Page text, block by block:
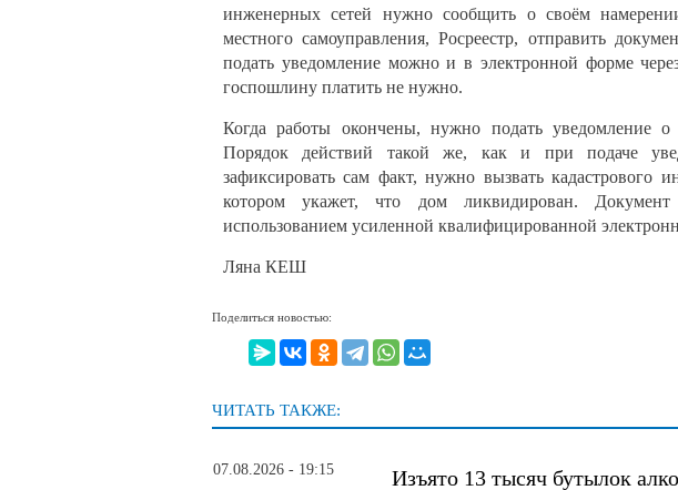
инженерных сетей нужно сообщить о своём
местного самоуправления, Росреестр, отправить
подать уведомление можно и в электронной форме
госпошлину платить не нужно.
Когда работы окончены, нужно подать уведомление о
Порядок действий такой же, как и при подаче
зафиксировать сам факт, нужно вызвать кадастрового
котором укажет, что дом ликвидирован.
использованием усиленной квалифицированной
Ляна КЕШ
Поделиться новостью:
ЧИТАТЬ ТАКЖЕ:
07.08.2026 - 19:15 Изъято 13 тысяч бутылок